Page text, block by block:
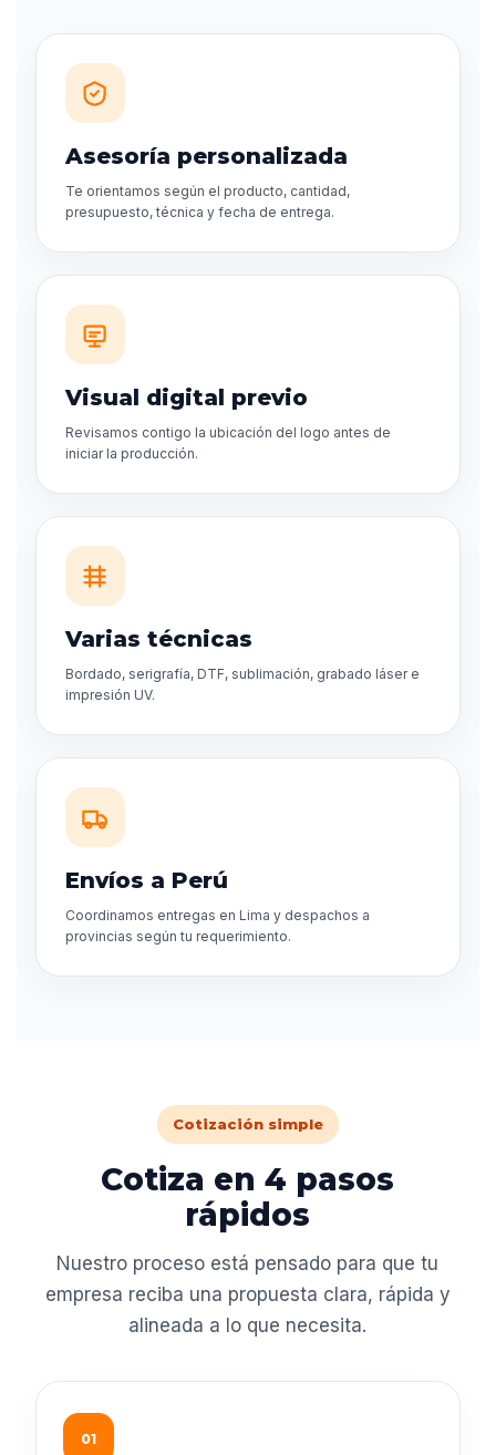
Asesoría personalizada
Te orientamos según el producto, cantidad,
presupuesto, técnica y fecha de entrega.
Visual digital previo
Revisamos contigo la ubicación del logo antes de
iniciar la producción.
Varias técnicas
Bordado, serigrafía, DTF, sublimación, grabado láser e
impresión UV.
Envíos a Perú
Coordinamos entregas en Lima y despachos a
provincias según tu requerimiento.
Cotización simple
Cotiza en 4 pasos
rápidos
Nuestro proceso está pensado para que tu
empresa reciba una propuesta clara, rápida y
alineada a lo que necesita.
01